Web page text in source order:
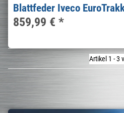
Blattfeder Iveco
859,99 € *
Artikel 1 - 3